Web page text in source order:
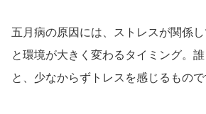
五月病の原因には、ストレスが関係
と環境が大きく変わるタイミング。
と、少なからずトレスを感じるもので